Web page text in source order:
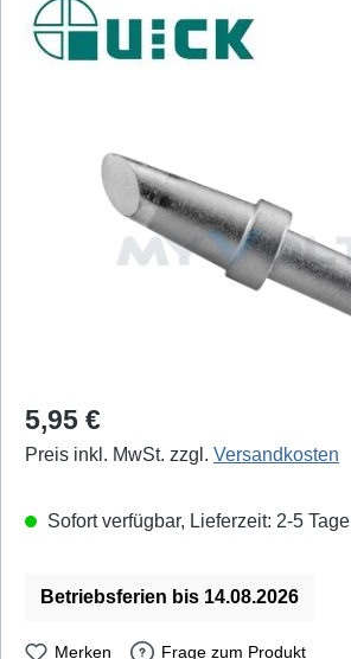
Regulärer Preis:
5,95 €
Preis inkl. MwSt. zzgl. Versandkosten
Sofort verfügbar, Lieferzeit: 2-5 Tage
Betriebsferien bis 14.08.2026
Merken Frage zum Produkt